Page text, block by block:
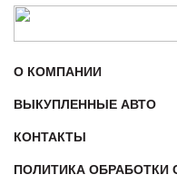
О КОМПАНИИ
ВЫКУПЛЕННЫЕ АВТО
КОНТАКТЫ
ПОЛИТИКА ОБРАБОТКИ